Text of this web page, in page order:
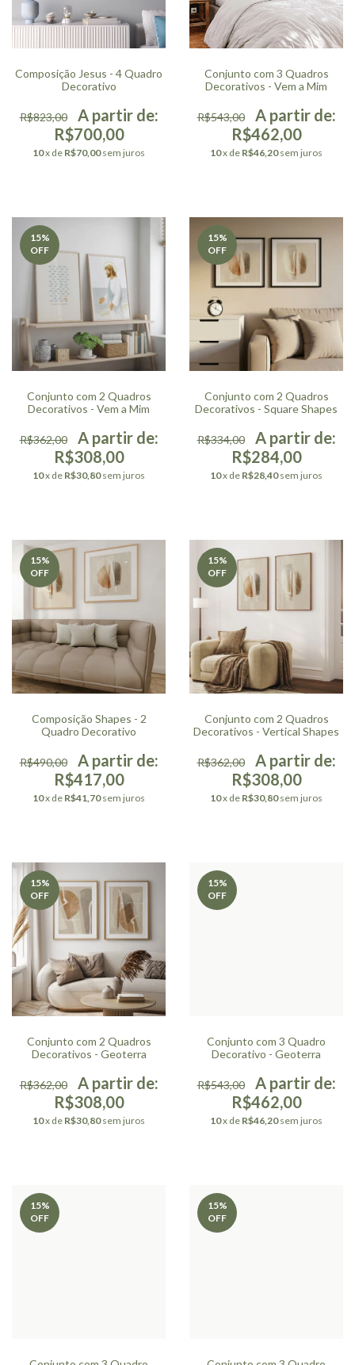
Composição Jesus - 4 Quadro
Decorativo
R$823,00
R$700,00
10x de R$70,00 sem juros
Conjunto com 3 Quadros
Decorativos - Vem a Mim
R$543,00
R$462,00
10x de R$46,20 sem juros
15%
OFF
Conjunto com 2 Quadros
Decorativos - Vem a Mim
R$362,00
R$308,00
10x de R$30,80 sem juros
15%
OFF
Conjunto com 2 Quadros
Decorativos - Square Shapes
R$334,00
R$284,00
10x de R$28,40 sem juros
15%
OFF
Composição Shapes - 2
Quadro Decorativo
R$490,00
R$417,00
10x de R$41,70 sem juros
15%
OFF
Conjunto com 2 Quadros
Decorativos - Vertical Shapes
R$362,00
R$308,00
10x de R$30,80 sem juros
15%
OFF
Conjunto com 2 Quadros
Decorativos - Geoterra
R$362,00
R$308,00
10x de R$30,80 sem juros
15%
OFF
Conjunto com 3 Quadro
Decorativo - Geoterra
R$543,00
R$462,00
10x de R$46,20 sem juros
15%
OFF
15%
OFF